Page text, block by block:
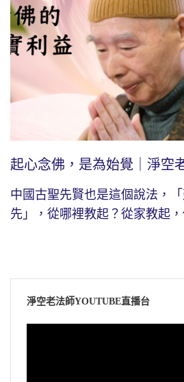
起心念佛，是為始覺｜淨空
中國古聖先賢也是這個說法，
先」，從哪裡教起？從家教起
淨空老法師YOUTUBE直播台